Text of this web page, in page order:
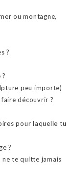
ou montagne,
?
peu importe)
découvrir ?
pour laquelle tu
?
ne te quitte jamais